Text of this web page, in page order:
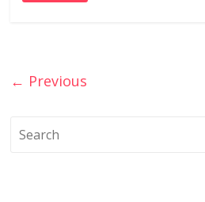
← Previous